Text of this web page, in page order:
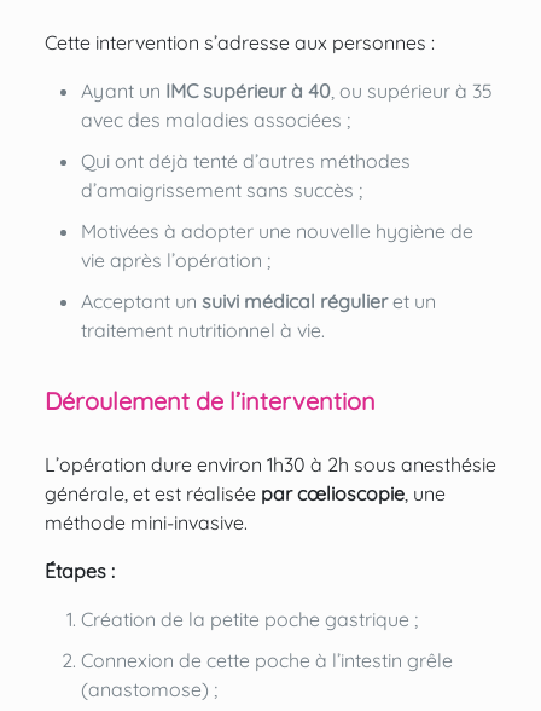
Cette intervention s’adresse aux personnes :
Ayant un IMC supérieur à 40, ou supérieur à 35
avec des maladies associées ;
Qui ont déjà tenté d’autres méthodes
d’amaigrissement sans succès ;
Motivées à adopter une nouvelle hygiène de
vie après l’opération ;
Acceptant un suivi médical régulieret un
traitement nutritionnel à vie.
Déroulement de l’intervention
L’opération dure environ 1h30 à 2h sous anesthésie
générale, et est réalisée par cœlioscopie, une
méthode mini-invasive.
Étapes :
Création de la petite poche gastrique ;
Connexion de cette poche à l’intestin grêle
(anastomose) ;